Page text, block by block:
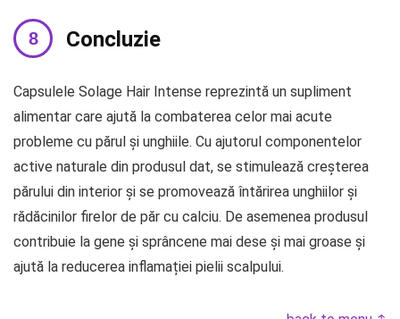
Concluzie
Capsulele Solage Hair Intense reprezintă un supliment
alimentar care ajută la combaterea celor mai acute
probleme cu părul și unghiile. Cu ajutorul componentelor
active naturale din produsul dat, se stimulează creșterea
părului din interior și se promovează întărirea unghiilor și
rădăcinilor firelor de păr cu calciu. De asemenea produsul
contribuie la gene și sprâncene mai dese și mai groase și
ajută la reducerea inflamației pielii scalpului.